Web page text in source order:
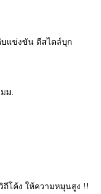
บแข่งขัน ตีสไตล์บุก
ม.
ถีโค้ง ให้ความหมุนสูง !!